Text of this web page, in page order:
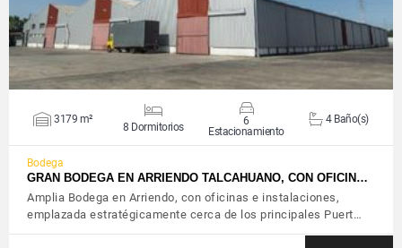
3179 m²
8 Dormitorios
6
Estacionamiento
4 Baño(s)
Bodega
GRAN BODEGA EN ARRIENDO TALCAHUANO, CON OFICIN…
Amplia Bodega en Arriendo, con oficinas e instalaciones,
emplazada estratégicamente cerca de los principales Puert…